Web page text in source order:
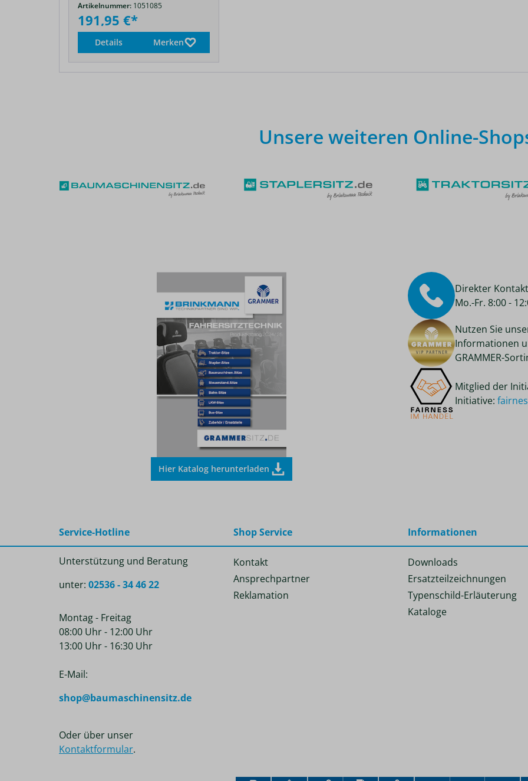
Artikelnummer: 1051085
191,95 €*
Details Merken
Unsere weiteren Online-
Hier Katalog herunterladen
Direkter
Mo.-Fr. 8:00 -
Nutzen Sie
Informationen
GRAMMER-
Mitglied der
Initiative:
Service-Hotline
Unterstützung und Beratung
unter: 02536 - 34 46 22
Montag - Freitag
08:00 Uhr - 12:00 Uhr
13:00 Uhr - 16:30 Uhr
E-Mail:
shop@baumaschinensitz.de
Oder über unser
Kontaktformular.
Shop Service
Kontakt
Ansprechpartner
Reklamation
Informationen
Downloads
Ersatzteilzeichnungen
Typenschild-Erläuterung
Kataloge